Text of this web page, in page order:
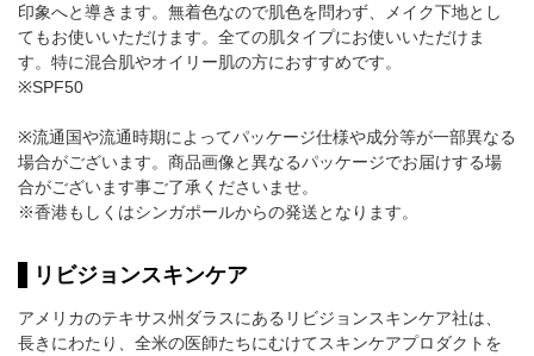
印象へと導きます。無着色なので肌色を問わず、メイク下地とし
てもお使いいただけます。全ての肌タイプにお使いいただけま
す。特に混合肌やオイリー肌の方におすすめです。
※SPF50
※流通国や流通時期によってパッケージ仕様や成分等が一部異なる
場合がございます。商品画像と異なるパッケージでお届けする場
合がございます事ご了承くださいませ。
※香港もしくはシンガポールからの発送となります。
リビジョンスキンケア
アメリカのテキサス州ダラスにあるリビジョンスキンケア社は、
長きにわたり、全米の医師たちにむけてスキンケアプロダクトを